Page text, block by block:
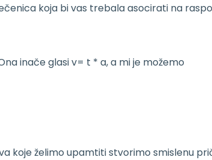
koja bi vas trebala asocirati na
inače glasi v= t * a, a mi je možemo
koje želimo upamtiti stvorimo smislenu